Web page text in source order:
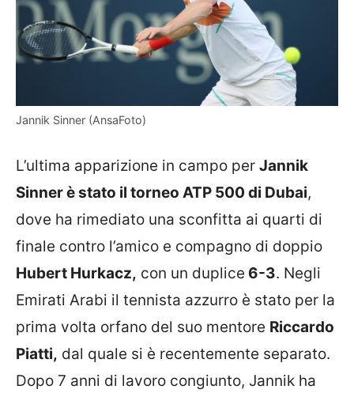
Jannik Sinner (AnsaFoto)
L’ultima apparizione in campo per Jannik
Sinner è stato il torneo ATP 500 di Dubai,
dove ha rimediato una sconfitta ai quarti di
finale contro l’amico e compagno di doppio
Hubert Hurkacz, con un duplice 6-3. Negli
Emirati Arabi il tennista azzurro è stato per la
prima volta orfano del suo mentore Riccardo
Piatti, dal quale si è recentemente separato.
Dopo 7 anni di lavoro congiunto, Jannik ha